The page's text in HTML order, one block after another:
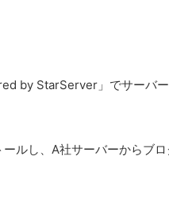
by StarServer」でサーバ
ルし、A社サーバーからブ